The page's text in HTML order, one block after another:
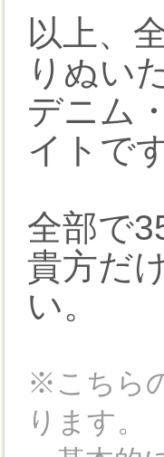
以上、
りぬい
デニム
イトで
全部で
貴方だ
い。
※こちら
ります。